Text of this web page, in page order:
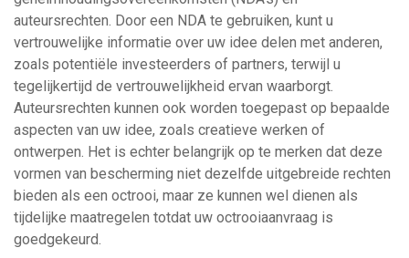
auteursrechten. Door een NDA te gebruiken, kunt u
vertrouwelijke informatie over uw idee delen met anderen,
zoals potentiële investeerders of partners, terwijl u
tegelijkertijd de vertrouwelijkheid ervan waarborgt.
Auteursrechten kunnen ook worden toegepast op bepaalde
aspecten van uw idee, zoals creatieve werken of
ontwerpen. Het is echter belangrijk op te merken dat deze
vormen van bescherming niet dezelfde uitgebreide rechten
bieden als een octrooi, maar ze kunnen wel dienen als
tijdelijke maatregelen totdat uw octrooiaanvraag is
goedgekeurd.